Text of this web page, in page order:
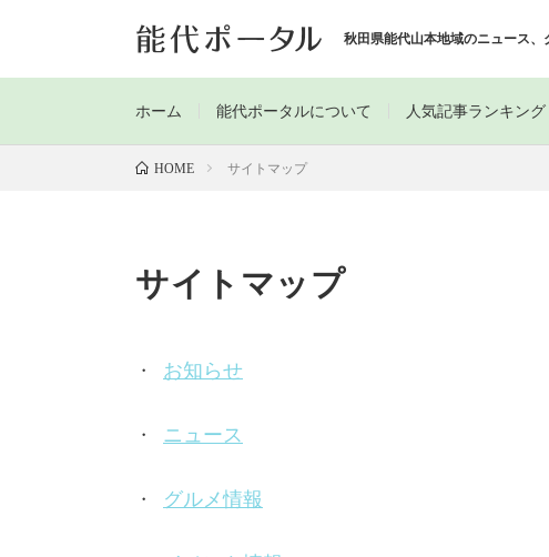
秋田県能代山本地域のニュース
ホーム 能代ポータルについて 人気記事ランキング
HOME サイトマップ
サイトマップ
お知らせ
ニュース
グルメ情報